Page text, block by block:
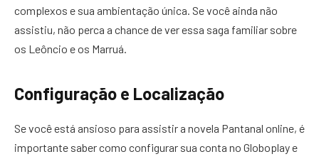
complexos e sua ambientação única. Se você ainda não
assistiu, não perca a chance de ver essa saga familiar sobre
os Leôncio e os Marruá.
Configuração e Localização
Se você está ansioso para assistir a novela Pantanal online, é
importante saber como configurar sua conta no Globoplay e